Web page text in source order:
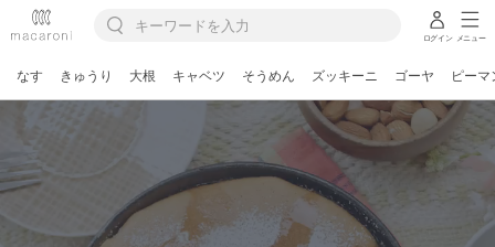
ログイン メニュー
なす きゅうり 大根 キャベツ そうめん ズッキーニ ゴーヤ ピーマ